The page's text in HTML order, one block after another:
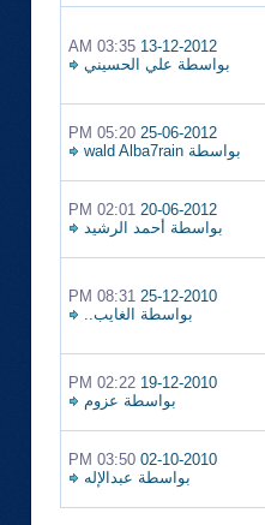
13-12-2012
03:35 AM
بواسطة علي الحسيني
25-06-2012
05:20 PM
بواسطةwald Alba7rain
20-06-2012
02:01 PM
بواسطة أحمد الرشيد
25-12-2010
08:31 PM
بواسطة الغايب..
19-12-2010
02:22 PM
بواسطة عزوم
02-10-2010
03:50 PM
بواسطة عبدالإله